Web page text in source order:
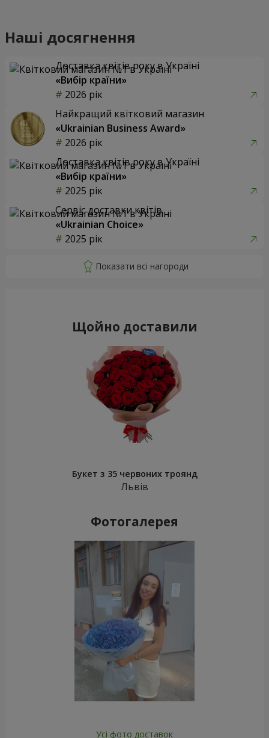
Наші досягнення
Доставка квітів року в Україні
«Вибір країни»
2026 рік
Найкращий квітковий магазин
«Ukrainian Business Award»
2026 рік
Доставка квітів року в Україні
«Вибір країни»
2025 рік
Сервіс доставки квітів
«Ukrainian Choice»
2025 рік
Щойно доставили
Букет з 35 червоних троянд
Львів
Фотогалерея
Усі фото доставок